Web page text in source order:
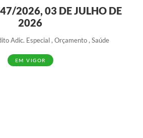
47/2026, 03 DE JULHO DE
2026
Adic. Especial , Orçamento , Saúde
EM VIGOR